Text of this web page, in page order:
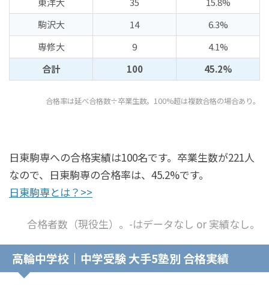
駒沢大
14
6.3%
専修大
9
4.1%
合計
100 45.2%
合格率は延べ合格数÷卒業生数。100%超は複数合格の場合あり。
日東駒専への合格実績は100名です。卒業生数が221人
なので、日東駒専の合格率は、45.2%です。
日東駒専とは？>>
合格者数（現役生）。-はデータなし or 実績なし。
高輪中学校｜中学受験 大手5塾別 合格実績